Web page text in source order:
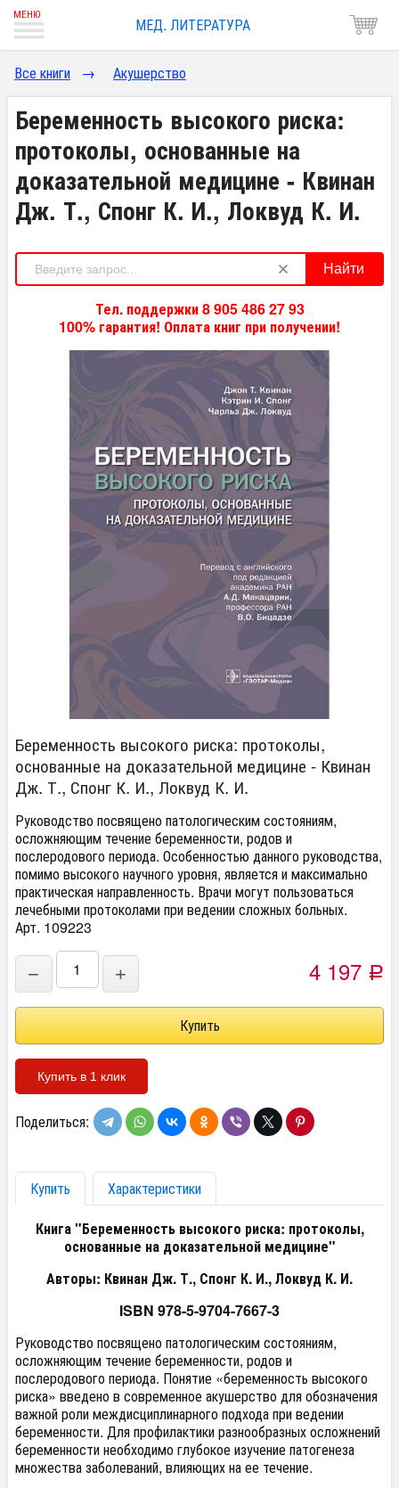
МЕД. ЛИТЕРАТУРА
Все книги → Акушерство
Беременность высокого риска:
протоколы, основанные на
доказательной медицине - Квинан
Дж. Т., Спонг К. И., Локвуд К. И.
Найти
Тел. поддержки 8 905 486 27 93
100% гарантия! Оплата книг при получении!
Беременность высокого риска: протоколы,
основанные на доказательной медицине - Квинан
Дж. Т., Спонг К. И., Локвуд К. И.
Руководство посвящено патологическим состояниям,
осложняющим течение беременности, родов и
послеродового периода. Особенностью данного руководства,
помимо высокого научного уровня, является и максимально
практическая направленность. Врачи могут пользоваться
лечебными протоколами при ведении сложных больных.
Арт. 109223
− + 4 197 Р
Купить в 1 клик
Поделиться:
Купить
Характеристики
Книга "Беременность высокого риска: протоколы,
основанные на доказательной медицине"
Авторы: Квинан Дж. Т., Спонг К. И., Локвуд К. И.
ISBN 978-5-9704-7667-3
Руководство посвящено патологическим состояниям,
осложняющим течение беременности, родов и
послеродового периода. Понятие «беременность высокого
риска» введено в современное акушерство для обозначения
важной роли междисциплинарного подхода при ведении
беременности. Для профилактики разнообразных осложнений
беременности необходимо глубокое изучение патогенеза
множества заболеваний, влияющих на ее течение.